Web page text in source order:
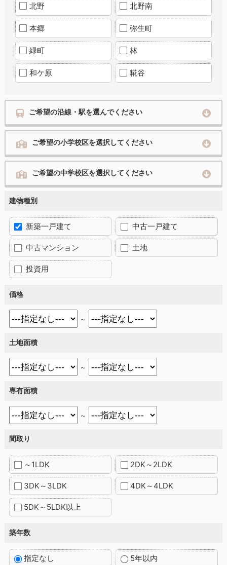
北野 北野南
本郷 弥生町
緑町 林
和ケ原 糀谷
ご希望の沿線・駅を選んでください
ご希望の小学校区を選択してください
ご希望の中学校区を選択してください
建物種別
新築一戸建て 中古一戸建て
中古マンション 土地
投資用
価格
～
土地面積
～
専有面積
～
間取り
～1LDK 2DK～2LDK
3DK～3LDK 4DK～4LDK
5DK～5LDK以上
築年数
指定なし 5年以内